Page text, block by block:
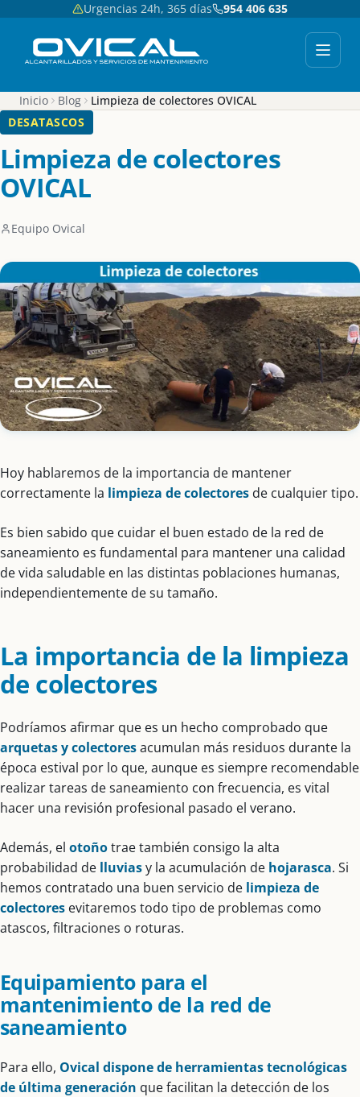
Urgencias 24h, 365 días 954 406 635
Inicio Blog
Limpieza de colectores OVICAL
DESATASCOS
Limpieza de colectores
OVICAL
Equipo Ovical
Hoy hablaremos de la importancia de mantener
correctamente la limpieza de colectores de cualquier tipo.
Es bien sabido que cuidar el buen estado de la red de
saneamiento es fundamental para mantener una calidad
de vida saludable en las distintas poblaciones humanas,
independientemente de su tamaño.
La importancia de la limpieza
de colectores
Podríamos afirmar que es un hecho comprobado que
arquetas y colectoresacumulan más residuos durante la
época estival por lo que, aunque es siempre recomendable
realizar tareas de saneamiento con frecuencia, es vital
hacer una revisión profesional pasado el verano.
Además, el otoñotrae también consigo la alta
probabilidad de lluviasy la acumulación de hojarasca. Si
hemos contratado una buen servicio de limpieza de
colectores evitaremos todo tipo de problemas como
atascos, filtraciones o roturas.
Equipamiento para el
mantenimiento de la red de
saneamiento
Para ello, Ovical dispone de herramientas tecnológicas
de última generación que facilitan la detección de los